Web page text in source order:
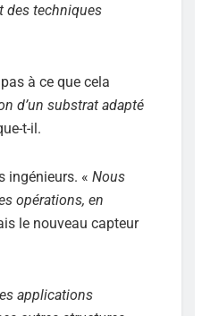
des techniques
à ce que cela
d’un substrat adapté
t-il.
ingénieurs. « Nous
opérations, en
le nouveau capteur
applications